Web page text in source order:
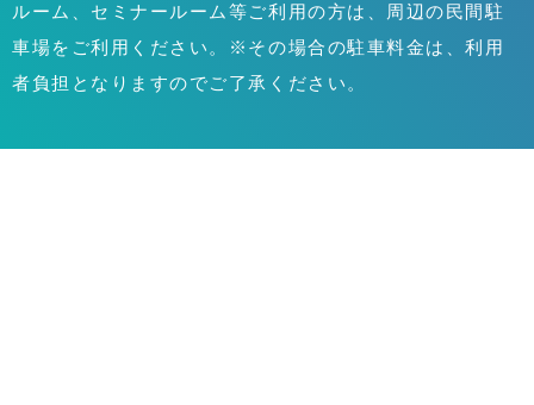
ルーム、セミナールーム等ご利用の方は、周辺の民間駐
車場をご利用ください。※その場合の駐車料金は、利用
者負担となりますのでご了承ください。